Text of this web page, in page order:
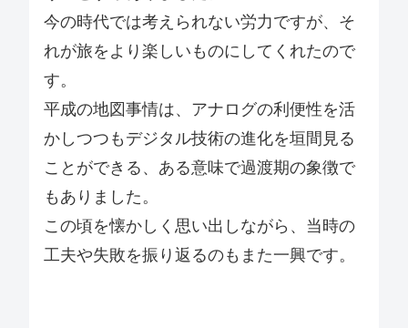
今の時代では考えられない労力ですが、そ
れが旅をより楽しいものにしてくれたので
す。
平成の地図事情は、アナログの利便性を活
かしつつもデジタル技術の進化を垣間見る
ことができる、ある意味で過渡期の象徴で
もありました。
この頃を懐かしく思い出しながら、当時の
工夫や失敗を振り返るのもまた一興です。